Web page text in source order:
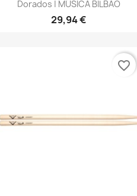
Dorados | MÚSICA BILBAO
29,94 €
favorite_border